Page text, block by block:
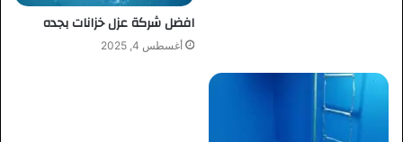
افضل شركة عزل خزانات بجده
أغسطس 4, 2025